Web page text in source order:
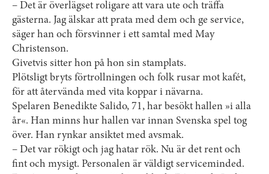
– Det är överlägset roligare att vara ute och träffa
gästerna. Jag älskar att prata med dem och ge service,
säger han och försvinner i ett samtal med May
Christenson.
Givetvis sitter hon på hon sin stamplats.
Plötsligt bryts förtrollningen och folk rusar mot kafét,
för att återvända med vita koppar i nävarna.
Spelaren Benedikte Salido, 71, har besökt hallen »i alla
år«. Han minns hur hallen var innan Svenska spel tog
över. Han rynkar ansiktet med avsmak.
– Det var rökigt och jag hatar rök. Nu är det rent och
fint och mysigt. Personalen är väldigt service­minded.